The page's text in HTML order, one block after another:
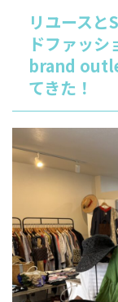
リユースと
ドファッ
brand
てきた！